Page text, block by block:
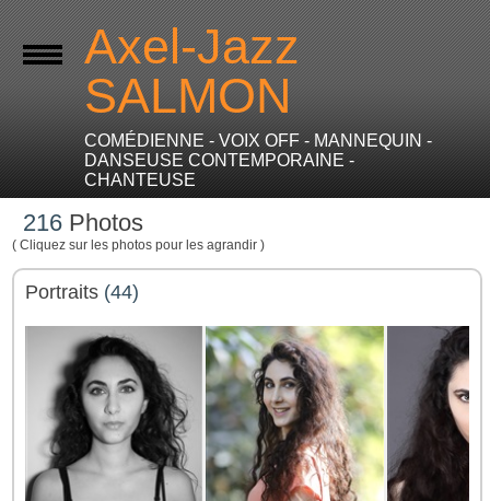
Axel-Jazz
SALMON
COMÉDIENNE - VOIX OFF - MANNEQUIN -
DANSEUSE CONTEMPORAINE -
CHANTEUSE
216 Photos
( Cliquez sur les photos pour les agrandir )
Portraits (44)